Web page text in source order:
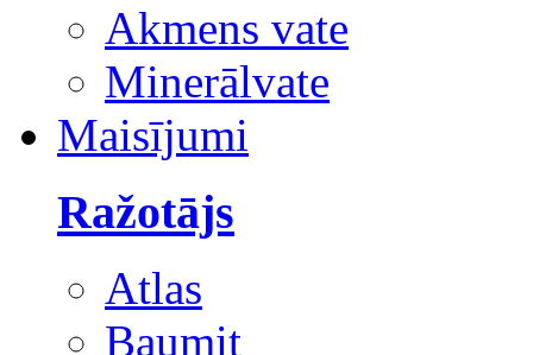
Akmens vate
Minerālvate
Maisījumi
Ražotājs
Atlas
Baumit